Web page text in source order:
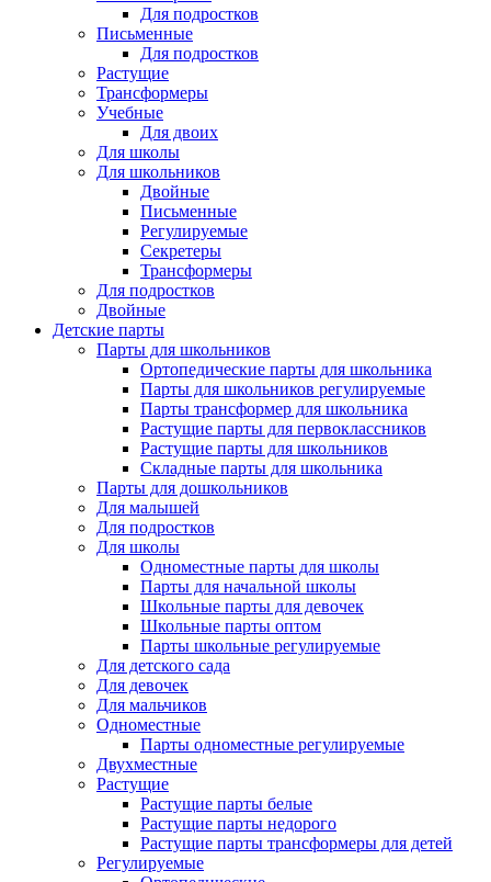
Для подростков
Письменные
Для подростков
Растущие
Трансформеры
Учебные
Для двоих
Для школы
Для школьников
Двойные
Письменные
Регулируемые
Секретеры
Трансформеры
Для подростков
Двойные
Детские парты
Парты для школьников
Ортопедические парты для школьника
Парты для школьников регулируемые
Парты трансформер для школьника
Растущие парты для первоклассников
Растущие парты для школьников
Складные парты для школьника
Парты для дошкольников
Для малышей
Для подростков
Для школы
Одноместные парты для школы
Парты для начальной школы
Школьные парты для девочек
Школьные парты оптом
Парты школьные регулируемые
Для детского сада
Для девочек
Для мальчиков
Одноместные
Парты одноместные регулируемые
Двухместные
Растущие
Растущие парты белые
Растущие парты недорого
Растущие парты трансформеры для детей
Регулируемые